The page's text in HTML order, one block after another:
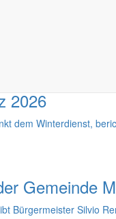
über den
2026
dem Winterdienst,
Gemeinde
Bürgermeister Silvio